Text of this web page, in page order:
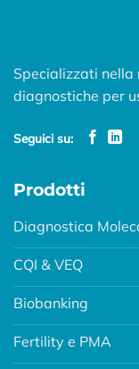
Specializzati nella
diagnostiche per
Seguici su:
Prodotti
Diagnostica
CQI & VEQ
Biobanking
Fertility e PMA